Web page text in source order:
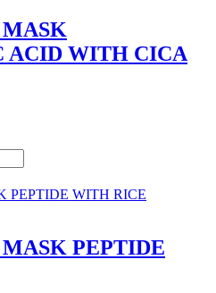
ACID WITH CICA
PEPTIDE